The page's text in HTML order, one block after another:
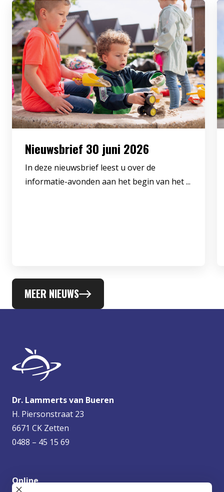
Nieuwsbrief 30 juni 2026
In deze nieuwsbrief leest u over de
informatie-avonden aan het begin van het ...
MEER NIEUWS
Dr. Lammerts van Bueren
H. Piersonstraat 23
6671 CK Zetten
0488 – 45 15 69
Online